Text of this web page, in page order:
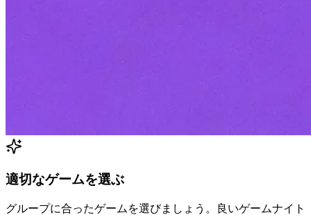
適切なゲームを選ぶ
グループに合ったゲームを選びましょう。良いゲームナイト